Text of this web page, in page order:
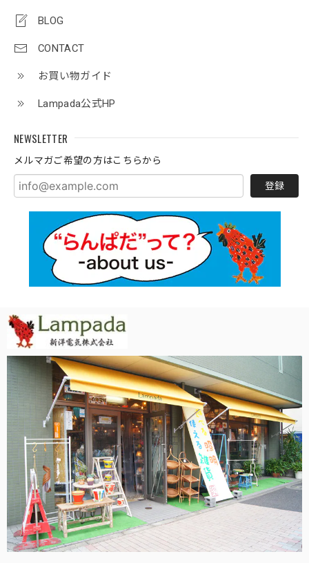
BLOG
CONTACT
お買い物ガイド
Lampada公式HP
NEWSLETTER
メルマガご希望の方はこちらから
登録